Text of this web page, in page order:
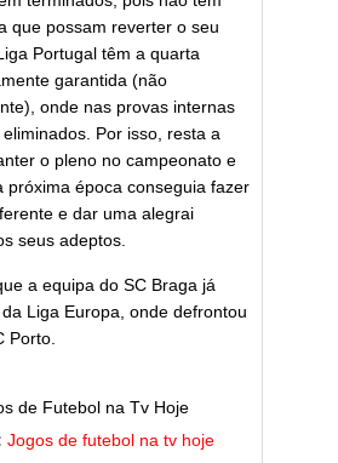
que possam reverter o seu
Portugal têm a quarta
garantida (não
onde nas provas internas
Por isso, resta a
o pleno no campeonato e
próxima época conseguia fazer
e dar uma alegrai
seus adeptos.
a equipa do SC Braga já
Liga Europa, onde defrontou
Porto.
Jogos de futebol na tv hoje